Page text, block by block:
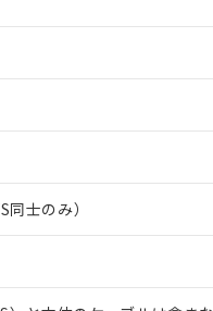
士のみ）
ストについて、当社およ
談に必要な範囲で利用す
遡って非含有を証明するも
対応完了までの期間は出
。
い機種